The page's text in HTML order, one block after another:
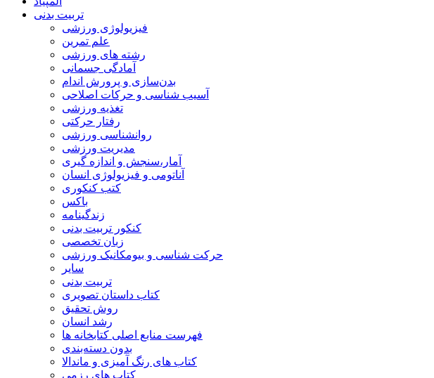
تربیت بدنی
فیزیولوژی ورزشی
علم تمرین
رشته های ورزشی
آمادگی جسمانی
بدن‌سازی و پرورش اندام
آسیب شناسی و حرکات اصلاحی
تغذیه ورزشی
رفتار حرکتی
روانشناسی ورزشی
مدیریت ورزشی
آمار،سنجش و اندازه گیری
آناتومی و فیزیولوژی انسان
کتب کنکوری
باکس
زندگینامه
کنکور تربیت بدنی
زبان تخصصی
حرکت شناسی و بیومکانیک ورزشی
سایر
تربیت بدنی
کتاب داستان تصویری
روش تحقیق
رشد انسان
فهرست منابع اصلی کتابخانه ها
بدون دسته‌بندی
کتاب های رنگ آمیزی و ماندالا
کتاب های رزمی